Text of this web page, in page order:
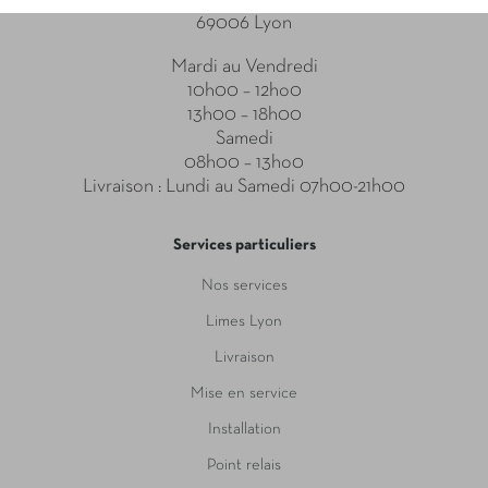
69006 Lyon
Mardi au Vendredi
10h00 – 12ho0
13h00 – 18h00
Samedi
08h00 – 13ho0
Livraison : Lundi au Samedi 07h00-21h00
Services particuliers
Nos services
Limes Lyon
Livraison
Mise en service
Installation
Point relais